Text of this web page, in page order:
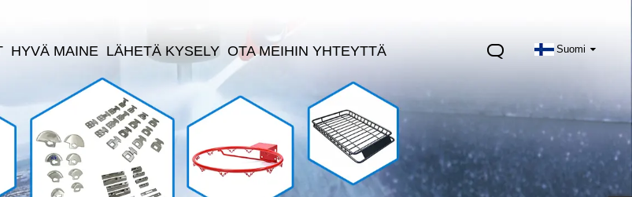
Suomi
HYVÄ MAINE LÄHETÄ KYSELY OTA MEIHIN YHTEYTTÄ